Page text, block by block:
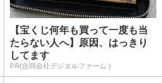
【宝くじ何年も買って一度も当
たらない人へ】原因、はっきり
してます
PR(合同会社デジタルファーム )